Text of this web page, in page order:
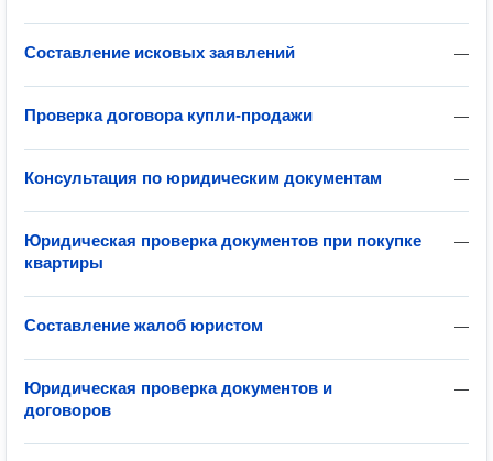
—
Составление исковых заявлений
—
Проверка договора купли-продажи
—
Консультация по юридическим документам
—
Юридическая проверка документов при покупке
квартиры
—
Составление жалоб юристом
—
Юридическая проверка документов и
договоров